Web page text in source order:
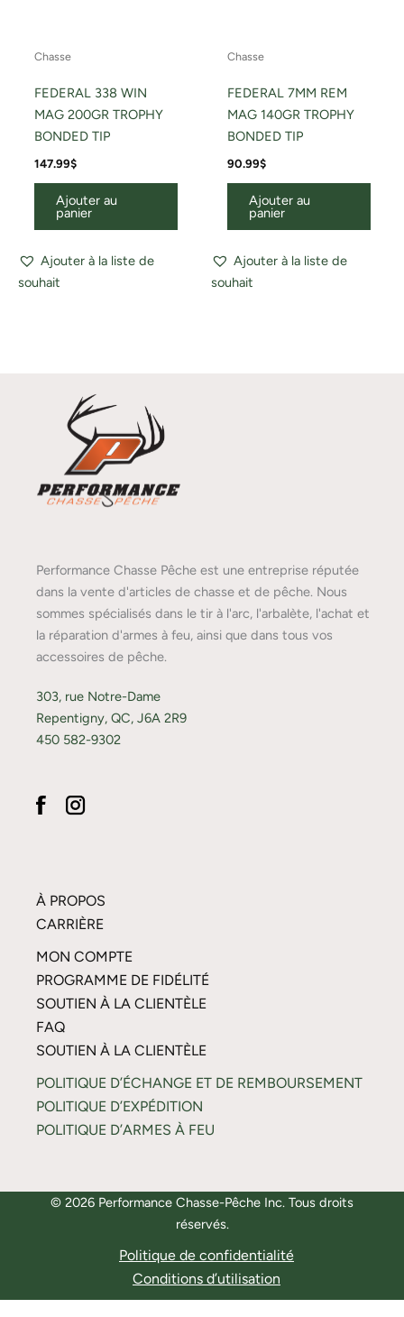
Chasse
FEDERAL 338 WIN
MAG 200GR TROPHY
BONDED TIP
147.99$
Ajouter au
panier
Ajouter à la liste de
souhait
Chasse
FEDERAL 7MM REM
MAG 140GR TROPHY
BONDED TIP
90.99$
Ajouter au
panier
Ajouter à la liste de
souhait
Performance Chasse Pêche est une entreprise réputée
dans la vente d'articles de chasse et de pêche. Nous
sommes spécialisés dans le tir à l'arc, l'arbalète, l'achat et
la réparation d'armes à feu, ainsi que dans tous vos
accessoires de pêche.
303, rue Notre-Dame
Repentigny, QC, J6A 2R9
450 582-9302
À PROPOS
CARRIÈRE
MON COMPTE
PROGRAMME DE FIDÉLITÉ
SOUTIEN À LA CLIENTÈLE
FAQ
SOUTIEN À LA CLIENTÈLE
POLITIQUE D’ÉCHANGE ET DE REMBOURSEMENT
POLITIQUE D’EXPÉDITION
POLITIQUE D’ARMES À FEU
© 2026 Performance Chasse-Pêche Inc. Tous droits
réservés.
Politique de confidentialité
Conditions d’utilisation